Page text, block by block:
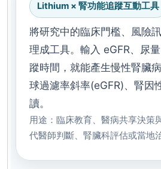
Lithium × 腎功能追蹤互動工具
將研究中的臨床門檻、風險
理成工具。輸入 eGFR、尿
蹤時間，就能產生慢性腎臟
球過濾率斜率(eGFR)、腎因
讀。
用途：臨床教育、醫病共享決策
代醫師判斷、腎臟科評估或當地